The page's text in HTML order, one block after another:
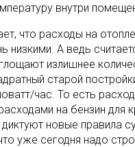
внутри
что расходы на
низкими. А ведь
излишнее
старой
час. То есть
на бензин для
новые правила
уже сегодня надо